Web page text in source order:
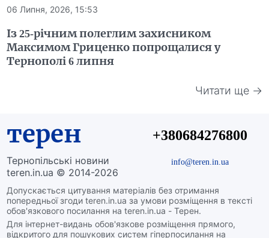
06 Липня, 2026, 15:53
Із 25-річним полеглим захисником
Максимом Гриценко попрощалися у
Тернополі 6 липня
Читати ще →
терен
Тернопільські новини
teren.in.ua © 2014-2026
Допускається цитування матеріалів без отримання
попередньої згоди teren.in.ua за умови розміщення в тексті
обов'язкового посилання на teren.in.ua - Терен.
Для інтернет-видань обов'язкове розміщення прямого,
відкритого для пошукових систем гіперпосилання на
+380684276800
info@teren.in.ua